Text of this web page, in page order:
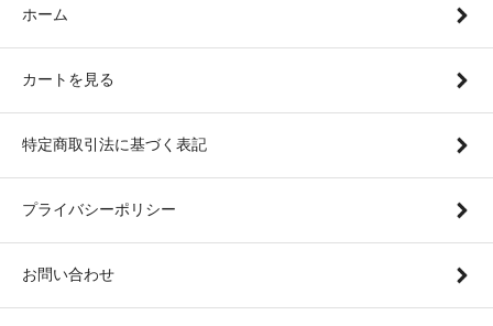
ホーム
カートを見る
特定商取引法に基づく表記
プライバシーポリシー
お問い合わせ